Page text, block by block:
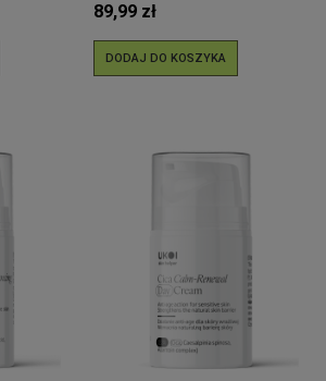
89,99 zł
DODAJ DO KOSZYKA